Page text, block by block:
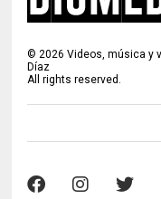
©2026 Videos, música y
Díaz
All rights reserved.